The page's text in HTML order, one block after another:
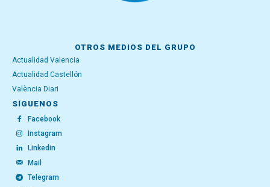
OTROS MEDIOS DEL GRUPO
Actualidad Valencia
Actualidad Castellón
València Diari
SÍGUENOS
Facebook
Instagram
Linkedin
Mail
Telegram